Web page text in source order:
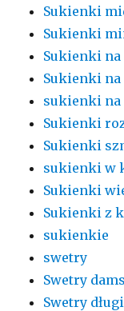
Sukienki
Sukienki
Sukienki na
Sukienki
sukienki na
Sukienki
Sukienki
sukienki w
Sukienki
Sukienki z
sukienkie
swetry
Swetry
Swetry